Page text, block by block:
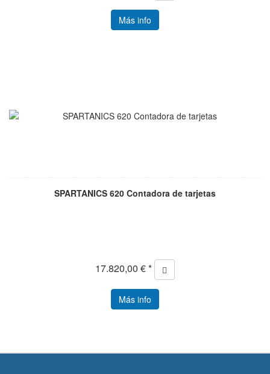
Más info
SPARTANICS 620 Contadora de tarjetas
17.820,00 € *
Más info